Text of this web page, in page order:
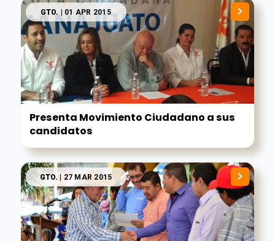
GTO. | 01 APR 2015
Presenta Movimiento Ciudadano a sus
candidatos
GTO. | 27 MAR 2015